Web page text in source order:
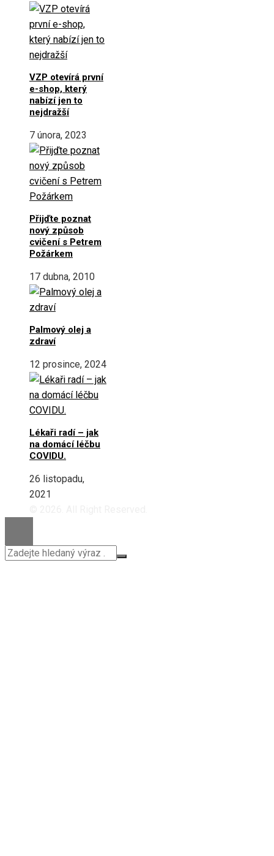
VZP otevírá první
e-shop, který
nabízí jen to
nejdražší
7 února, 2023
Přijďte poznat
nový způsob
cvičení s Petrem
Požárkem
17 dubna, 2010
Palmový olej a
zdraví
12 prosince, 2024
Lékaři radí – jak
na domácí léčbu
COVIDU.
26 listopadu,
2021